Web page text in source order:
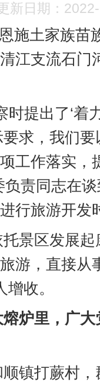
新日期：
施土家族苗
江支流石门
时提出了‘着
求，我们
工作落实，
负责同志在
行旅游开发
景区发展
游，直接从
收。
炉里，广
镇打蕨村